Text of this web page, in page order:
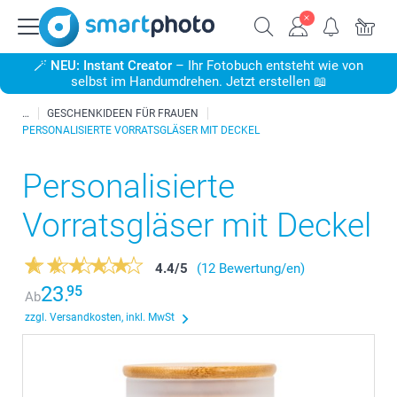
🪄 NEU: Instant Creator – Ihr Fotobuch entsteht wie von
selbst im Handumdrehen. Jetzt erstellen 📖
GESCHENKIDEEN FÜR FRAUEN
PERSONALISIERTE VORRATSGLÄSER MIT DECKEL
Personalisierte
Vorratsgläser mit Deckel
4.4/5
(12 Bewertung/en)
Ab23.95
zzgl. Versandkosten, inkl. MwSt